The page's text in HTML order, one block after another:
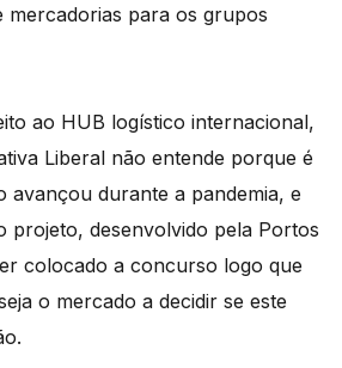
mercadorias para os grupos
ao HUB logístico internacional,
Liberal não entende porque é
avançou durante a pandemia, e
projeto, desenvolvido pela Portos
colocado a concurso logo que
o mercado a decidir se este